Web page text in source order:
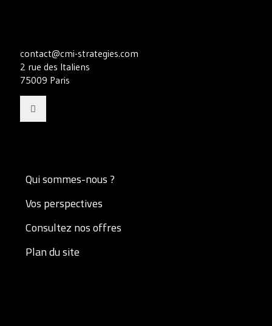
contact@cmi-strategies.com
2 rue des Italiens
75009 Paris
Qui sommes-nous ?
Vos perspectives
Consultez nos offres
Plan du site